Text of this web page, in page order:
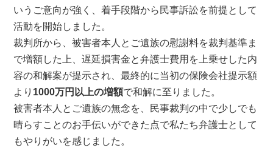
いうご意向が強く、着手段階から民事訴訟を前提として
活動を開始しました。
裁判所から、被害者本人とご遺族の慰謝料を裁判基準ま
で増額した上、遅延損害金と弁護士費用を上乗せした内
容の和解案が提示され、最終的に当初の保険会社提示額
より 1000万円以上の増額で和解に至りました。
被害者本人とご遺族の無念を、民事裁判の中で少しでも
晴らすことのお手伝いができた点で私たち弁護士として
もやりがいを感じました。